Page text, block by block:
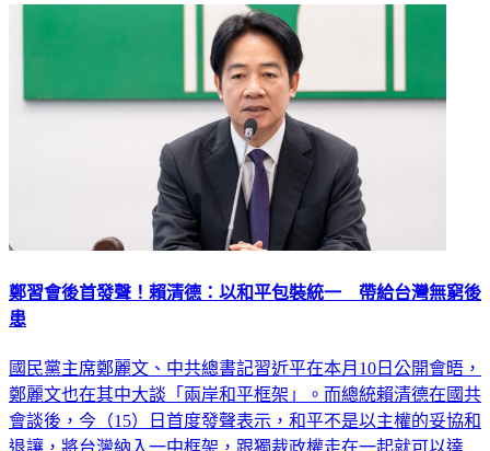
鄭習會後首發聲！賴清德：以和平包裝統一 帶給台灣無窮後
患
國民黨主席鄭麗文、中共總書記習近平在本月10日公開會晤，
鄭麗文也在其中大談「兩岸和平框架」。而總統賴清德在國共
會談後，今（15）日首度發聲表示，和平不是以主權的妥協和
退讓，將台灣納入一中框架，跟獨裁政權走在一起就可以達